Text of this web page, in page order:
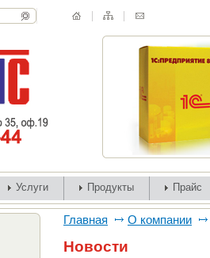
Услуги Продукты Прайс
Главная О компании
Новости